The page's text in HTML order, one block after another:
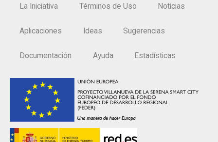
La Iniciativa Términos de Uso Noticias
Aplicaciones Ideas Sugerencias
Documentación Ayuda Estadísticas